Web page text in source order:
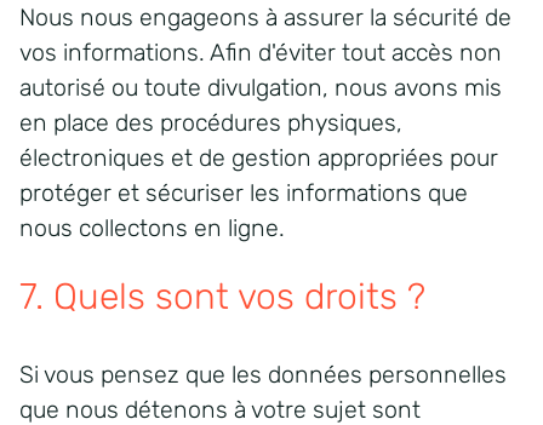
Nous nous engageons à assurer la sécurité de
vos informations. Afin d'éviter tout accès non
autorisé ou toute divulgation, nous avons mis
en place des procédures physiques,
électroniques et de gestion appropriées pour
protéger et sécuriser les informations que
nous collectons en ligne.
7. Quels sont vos droits ?
Si vous pensez que les données personnelles
que nous détenons à votre sujet sont